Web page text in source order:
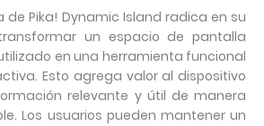
de Pika! Dynamic Island radica en su
un espacio de pantalla
en una herramienta funcional
Esto agrega valor al dispositivo
relevante y útil de manera
Los usuarios pueden mantener un